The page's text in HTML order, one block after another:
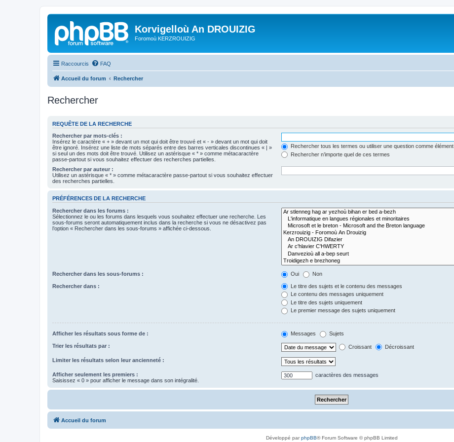
Korvigelloù An DROUIZIG
Foromoù KERZROUIZIG
Raccourcis FAQ
Accueil du forum Rechercher
Rechercher
REQUÊTE DE LA RECHERCHE
Rechercher par mots-clés :
Insérez le caractère « + » devant un mot qui doit être trouvé et « - » devant un mot qui doit
être ignoré. Insérez une liste de mots séparés entre des barres verticales discontinues « | »
si seul un des mots doit être trouvé. Utilisez un astérisque « * » comme métacaractère
passe-partout si vous souhaitez effectuer des recherches partielles.
Rechercher tous les termes ou utiliser une question comme élément
Rechercher n’importe quel de ces termes
Rechercher par auteur :
Utilisez un astérisque « * » comme métacaractère passe-partout si vous souhaitez effectuer
des recherches partielles.
PRÉFÉRENCES DE LA RECHERCHE
Rechercher dans les forums :
Sélectionnez le ou les forums dans lesquels vous souhaitez effectuer une recherche. Les
sous-forums seront automatiquement inclus dans la recherche si vous ne désactivez pas
l’option « Rechercher dans les sous-forums » affichée ci-dessous.
Rechercher dans les sous-forums : Oui Non
Rechercher dans :
Le titre des sujets et le contenu des messages
Le contenu des messages uniquement
Le titre des sujets uniquement
Le premier message des sujets uniquement
Afficher les résultats sous forme de : Messages Sujets
Trier les résultats par : Croissant Décroissant
Limiter les résultats selon leur ancienneté :
Afficher seulement les premiers :
Saisissez « 0 » pour afficher le message dans son intégralité.
caractères des messages
Accueil du forum
Développé parphpBB® Forum Software © phpBB Limited